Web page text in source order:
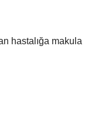
hastalığa makula